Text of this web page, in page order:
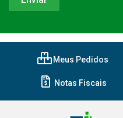
Meus Pedidos
Notas Fiscais